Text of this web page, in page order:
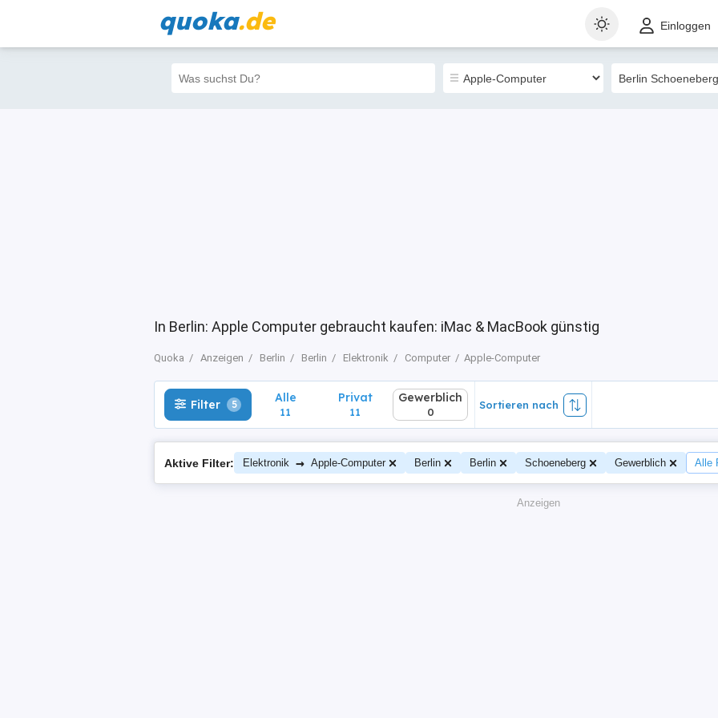
quoka.de Einloggen
In Berlin: Apple Computer gebraucht kaufen: iMac & MacBook günstig
Quoka Anzeigen Berlin Berlin Elektronik Computer Apple-Computer
Filter 5 Alle
11
Filter 5 Alle
11
Privat
11
Gewerblich
0
Sortieren nach
Aktive Filter: Elektronik → Apple-Computer Berlin Berlin Schoeneberg Gewerblich Alle
Anzeigen